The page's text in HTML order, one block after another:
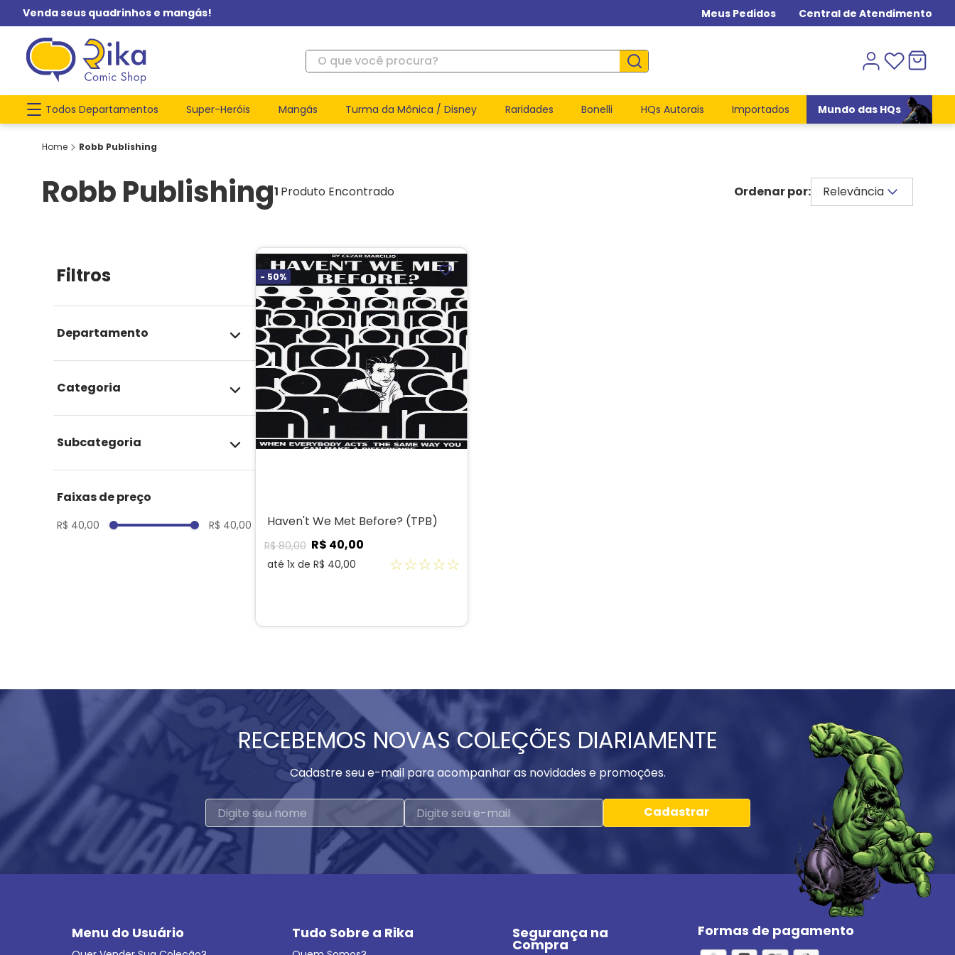
Venda seus quadrinhos e mangás! Meus Pedidos Central de Atendimento
O que você procura?
Todos Departamentos Super-Heróis Mangás Turma da Mônica / Disney Raridades Bonelli HQs Autorais Importados Mundo das HQs
Robb Publishing
Robb Publishing1 Produto Encontrado Relevância
Filtros
departamento
categoria
subcategoria
faixas de preço
R$ 40,00 R$ 40,00
- 50%
Haven't We Met Before? (TPB)
R$ 80,00 R$ 40,00
até 1x de R$ 40,00 ☆☆☆☆☆
RECEBEMOS NOVAS COLEÇÕES DIARIAMENTE
Cadastre seu e-mail para acompanhar as novidades e promoções.
Cadastrar
Menu do Usuário Tudo Sobre a Rika Segurança na
Compra
Formas de pagamento